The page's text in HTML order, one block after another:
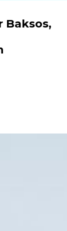
Baksos,